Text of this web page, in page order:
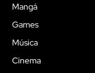
Mangá
Games
Música
Cinema